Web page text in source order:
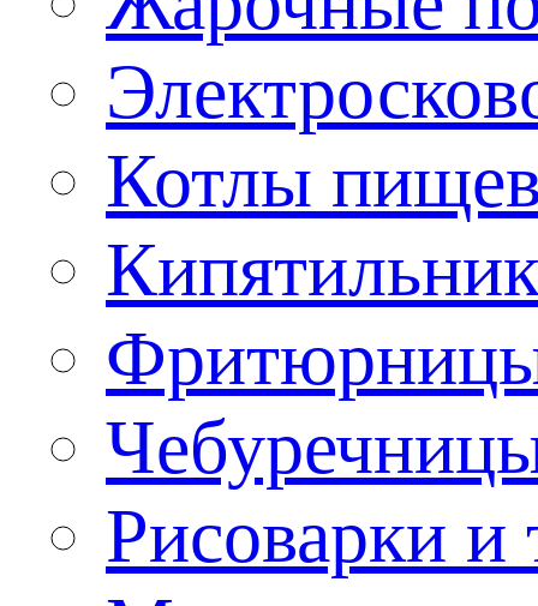
Котлы
Рисоварки и